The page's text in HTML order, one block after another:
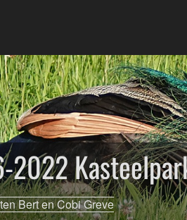
Bert en Cobi Greve